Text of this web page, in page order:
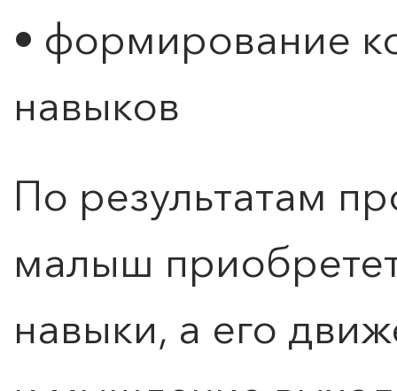
• формирование
навыков
По результатам
малыш
навыки, а его